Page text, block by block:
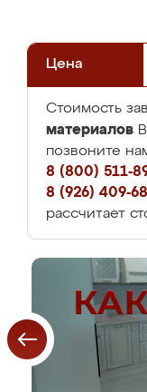
Цена
Стоимость
материалов
позвоните
8 (800) 511-
8 (926) 409-
рассчитает